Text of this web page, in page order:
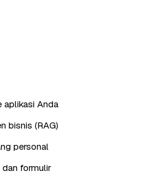
aplikasi Anda
bisnis (RAG)
personal
dan formulir